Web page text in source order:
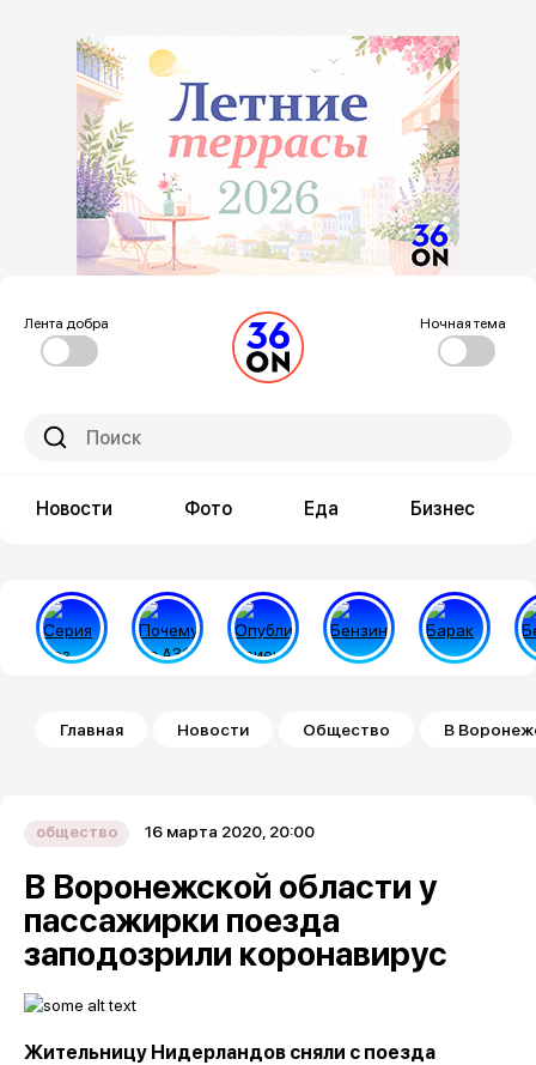
Лента добра Ночная тема
Новости Фото Еда Бизнес
Строка навигации
Главная Новости Общество В
общество 16 марта 2020, 20:00
В Воронежской области у
пассажирки поезда
заподозрили коронавирус
Жительницу Нидерландов сняли с поезда